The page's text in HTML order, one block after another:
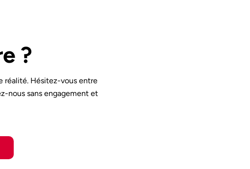
?
réalité. Hésitez-vous entre
nous sans engagement et